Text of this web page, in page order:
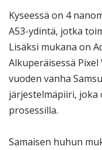
Kyseessä on 4
A53-ydintä, jotka
Lisäksi mukana on
Alkuperäisessä
vuoden vanha
järjestelmäpiiri,
prosessilla.
Samaisen huhun